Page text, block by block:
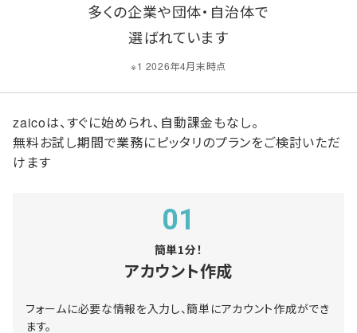
多くの企業や団体・自治体で
選ばれています
※1 2026年4月末時点
zaicoは、すぐに始められ、自動課金もなし。
無料お試し期間で業務にピッタリのプランをご検討いただ
けます
01
簡単1分！
アカウント作成
フォームに必要な情報を入力し、簡単にアカウント作成ができ
ます。